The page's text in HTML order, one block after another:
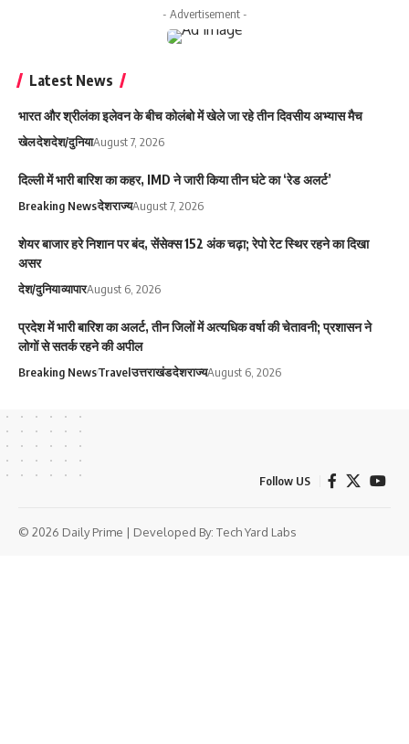
- Advertisement -
Latest News
भारत और श्रीलंका इलेवन के बीच कोलंबो में खेले जा रहे तीन दिवसीय अभ्यास मैच
खेलदेशदेश/दुनियाAugust 7, 2026
दिल्ली में भारी बारिश का कहर, IMD ने जारी किया तीन घंटे का ‘रेड अलर्ट’
Breaking Newsदेशराज्यAugust 7, 2026
शेयर बाजार हरे निशान पर बंद, सेंसेक्स 152 अंक चढ़ा; रेपो रेट स्थिर रहने का दिखा
असर
देश/दुनियाव्यापारAugust 6, 2026
प्रदेश में भारी बारिश का अलर्ट, तीन जिलों में अत्यधिक वर्षा की चेतावनी; प्रशासन ने
लोगों से सतर्क रहने की अपील
Breaking NewsTravelउत्तराखंडदेशराज्यAugust 6, 2026
Follow US
© 2026 Daily Prime | Developed By: Tech Yard Labs